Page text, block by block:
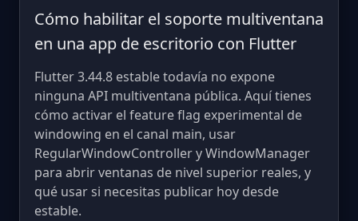
Cómo habilitar el soporte multiventana
en una app de escritorio con Flutter
Flutter 3.44.8 estable todavía no expone
ninguna API multiventana pública. Aquí tienes
cómo activar el feature flag experimental de
windowing en el canal main, usar
RegularWindowController y WindowManager
para abrir ventanas de nivel superior reales, y
qué usar si necesitas publicar hoy desde
estable.